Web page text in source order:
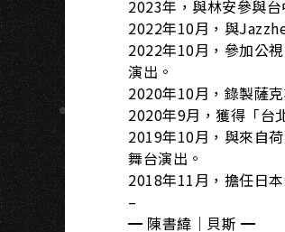
2023年，與林安參與
2022年10月，與
2022年10月，參加公
演出。
2020年10月，錄製薩
2020年9月，獲得「台
2019年10月，與來自
舞台演出。
2018年11月，擔任日
–
━ 陳書緯｜貝斯 ━